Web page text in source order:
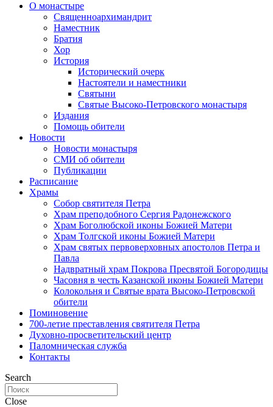
О монастыре
Священноархимандрит
Наместник
Братия
Хор
История
Исторический очерк
Настоятели и наместники
Святыни
Святые Высоко-Петровского монастыря
Издания
Помощь обители
Новости
Новости монастыря
СМИ об обители
Публикации
Расписание
Храмы
Собор святителя Петра
Храм преподобного Сергия Радонежского
Храм Боголюбской иконы Божией Матери
Храм Толгской иконы Божией Матери
Храм святых первоверховных апостолов Петра и
Павла
Надвратный храм Покрова Пресвятой Богородицы
Часовня в честь Казанской иконы Божией Матери
Колокольня и Святые врата Высоко-Петровской
обители
Поминовение
700-летие преставления святителя Петра
Духовно-просветительский центр
Паломническая служба
Контакты
Search
Close